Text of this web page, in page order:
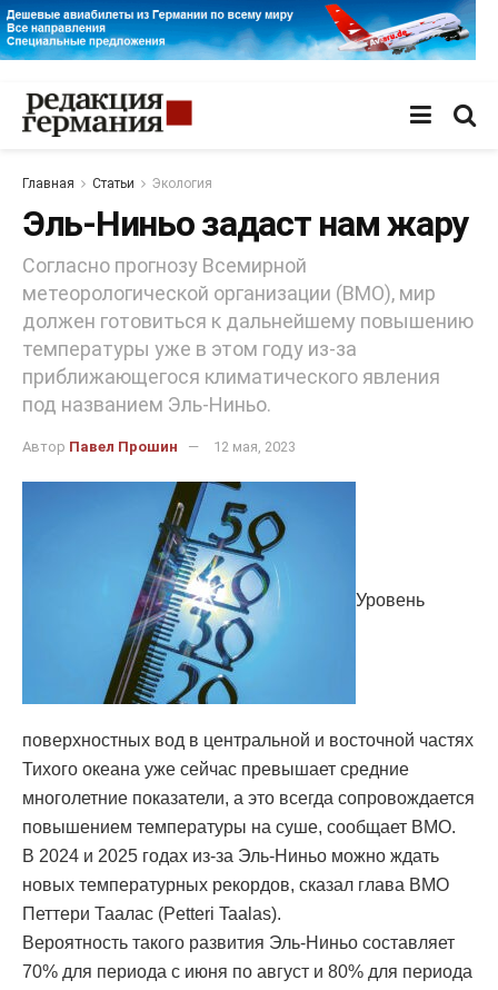
Главная Статьи Экология
Эль-Ниньо задаст нам жару
Согласно прогнозу Всемирной
метеорологической организации (ВМО), мир
должен готовиться к дальнейшему повышению
температуры уже в этом году из-за
приближающегося климатического явления
под названием Эль-Ниньо.
Автор Павел Прошин 12 мая, 2023
Уровень
поверхностных вод в центральной и восточной частях
Тихого океана уже сейчас превышает средние
многолетние показатели, а это всегда сопровождается
повышением температуры на суше, сообщает ВМО.
В 2024 и 2025 годах из-за Эль-Ниньо можно ждать
новых температурных рекордов, сказал глава ВМО
Петтери Таалас (Petteri Taalas).
Вероятность такого развития Эль-Ниньо составляет
70% для периода с июня по август и 80% для периода